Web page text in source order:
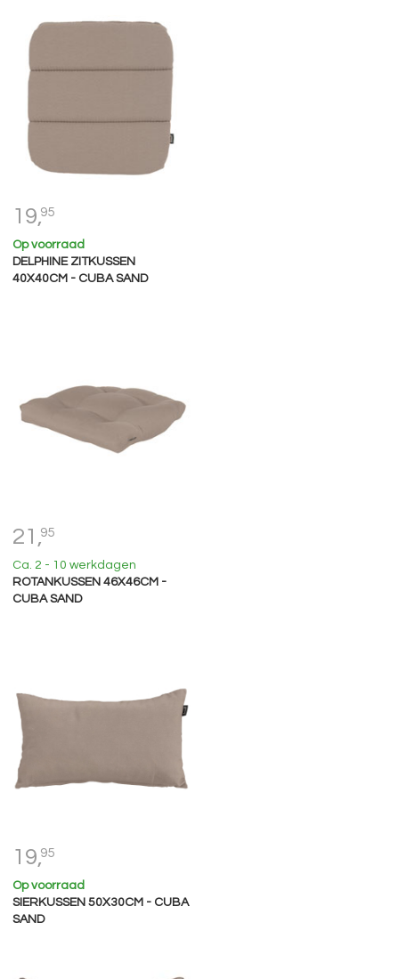
19,95
Op voorraad
DELPHINE ZITKUSSEN
40X40CM - CUBA SAND
21,95
Ca. 2 - 10 werkdagen
ROTANKUSSEN 46X46CM -
CUBA SAND
19,95
Op voorraad
SIERKUSSEN 50X30CM - CUBA
SAND